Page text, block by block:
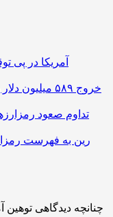
خروج ۵۸۹
تداوم صعود
رین به فهرست